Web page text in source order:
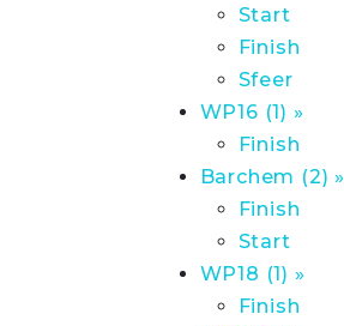
Start
Finish
Sfeer
WP16 (1) »
Finish
Barchem (2) »
Finish
Start
WP18 (1) »
Finish